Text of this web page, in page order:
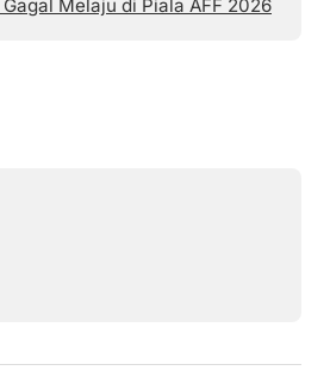
Melaju di Piala AFF 2026